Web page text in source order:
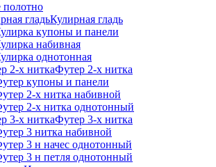
полотно
Кулирная гладь
купоны и панели
набивная
однотонная
Футер 2-х нитка
купоны и панели
2-х нитка набивной
2-х нитка однотонный
Футер 3-х нитка
3 нитка набивной
3 н начес однотонный
3 н петля однотонный